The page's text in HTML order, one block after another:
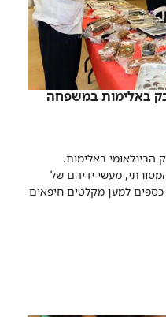
באלימות במשפחה
הבינלאומי באלימות.
מעשי ידיהם של
כספים למען מקלטים חיפאים